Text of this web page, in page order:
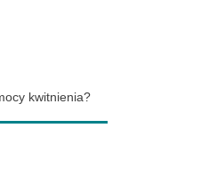
kwitnienia?